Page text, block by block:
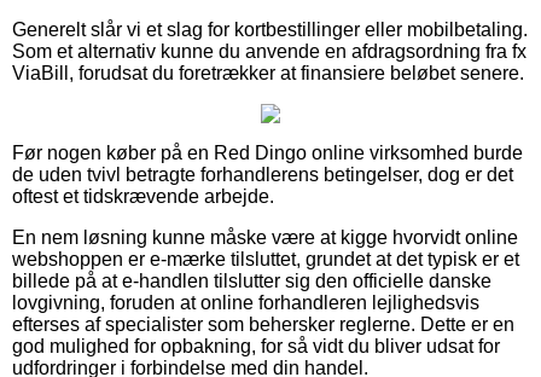
Generelt slår vi et slag for kortbestillinger eller mobilbetaling.
Som et alternativ kunne du anvende en afdragsordning fra fx
ViaBill, forudsat du foretrækker at finansiere beløbet senere.
Før nogen køber på en Red Dingo online virksomhed burde
de uden tvivl betragte forhandlerens betingelser, dog er det
oftest et tidskrævende arbejde.
En nem løsning kunne måske være at kigge hvorvidt online
webshoppen er e-mærke tilsluttet, grundet at det typisk er et
billede på at e-handlen tilslutter sig den officielle danske
lovgivning, foruden at online forhandleren lejlighedsvis
efterses af specialister som behersker reglerne. Dette er en
god mulighed for opbakning, for så vidt du bliver udsat for
udfordringer i forbindelse med din handel.